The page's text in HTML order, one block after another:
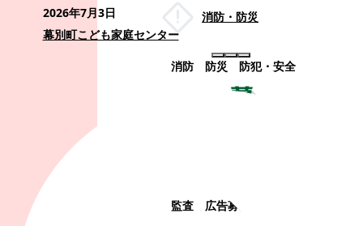
消防・防災
消防 防災 防犯・安全
監査 広告募集
2026年7月3日
幕別町こども家庭センター